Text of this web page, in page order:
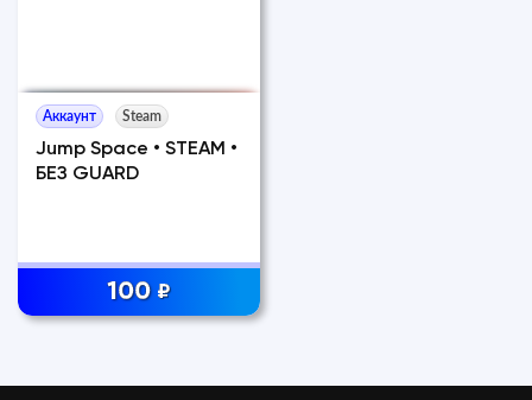
Аккаунт Steam
Jump Space • STEAM •
БЕЗ GUARD
100 ₽